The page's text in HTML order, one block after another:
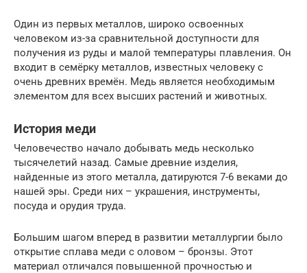
Один из первых металлов, широко освоенных
человеком из-за сравнительной доступности для
получения из руды и малой температуры плавления. Он
входит в семёрку металлов, известных человеку с
очень древних времён. Медь является необходимым
элементом для всех высших растений и животных.
История меди
Человечество начало добывать медь несколько
тысячелетий назад. Самые древние изделия,
найденные из этого металла, датируются 7-6 веками до
нашей эры. Среди них – украшения, инструменты,
посуда и орудия труда.
Большим шагом вперед в развитии металлургии было
открытие сплава меди с оловом – бронзы. Этот
материал отличался повышенной прочностью и